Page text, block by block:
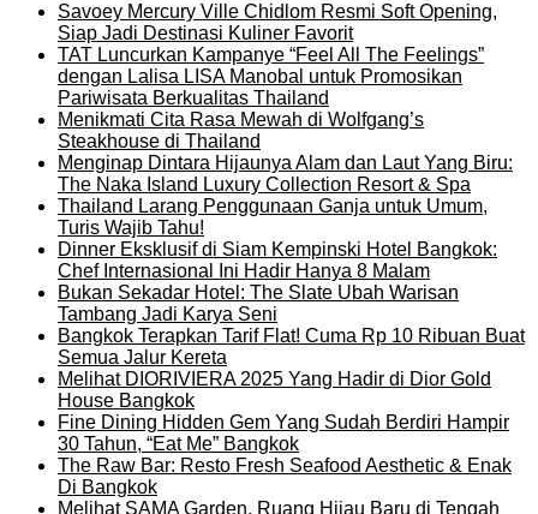
Savoey Mercury Ville Chidlom Resmi Soft Opening,
Siap Jadi Destinasi Kuliner Favorit
TAT Luncurkan Kampanye “Feel All The Feelings”
dengan Lalisa LISA Manobal untuk Promosikan
Pariwisata Berkualitas Thailand
Menikmati Cita Rasa Mewah di Wolfgang’s
Steakhouse di Thailand
Menginap Dintara Hijaunya Alam dan Laut Yang Biru:
The Naka Island Luxury Collection Resort & Spa
Thailand Larang Penggunaan Ganja untuk Umum,
Turis Wajib Tahu!
Dinner Eksklusif di Siam Kempinski Hotel Bangkok:
Chef Internasional Ini Hadir Hanya 8 Malam
Bukan Sekadar Hotel: The Slate Ubah Warisan
Tambang Jadi Karya Seni
Bangkok Terapkan Tarif Flat! Cuma Rp 10 Ribuan Buat
Semua Jalur Kereta
Melihat DIORIVIERA 2025 Yang Hadir di Dior Gold
House Bangkok
Fine Dining Hidden Gem Yang Sudah Berdiri Hampir
30 Tahun, “Eat Me” Bangkok
The Raw Bar: Resto Fresh Seafood Aesthetic & Enak
Di Bangkok
Melihat SAMA Garden, Ruang Hijau Baru di Tengah